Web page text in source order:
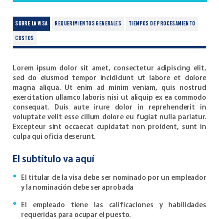
Sobre la Visa requerimientos generales tiempos de procesamiento
costos
Lorem ipsum dolor sit amet, consectetur adipiscing elit,
sed do eiusmod tempor incididunt ut labore et dolore
magna aliqua. Ut enim ad minim veniam, quis nostrud
exercitation ullamco laboris nisi ut aliquip ex ea commodo
consequat. Duis aute irure dolor in reprehenderit in
voluptate velit esse cillum dolore eu fugiat nulla pariatur.
Excepteur sint occaecat cupidatat non proident, sunt in
culpa qui oficia deserunt.
El subtítulo va aquí
El titular de la visa debe ser nominado por un empleador
y la nominación debe ser aprobada
El empleado tiene las calificaciones y habilidades
requeridas para ocupar el puesto.